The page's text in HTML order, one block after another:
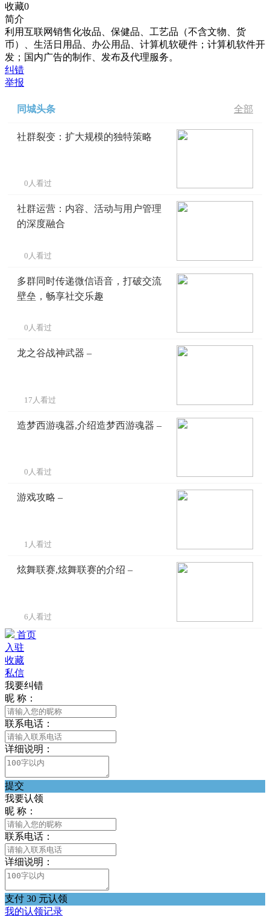
收藏0
简介
利用互联网销售化妆品、保健品、工艺品（不含文物、货
币）、生活日用品、办公用品、计算机软硬件；计算机软件开
发；国内广告的制作、发布及代理服务。
纠错
举报
同城头条 全部
社群裂变：扩大规模的独特策略
0人看过
社群运营：内容、活动与用户管理
的深度融合
0人看过
多群同时传递微信语音，打破交流
壁垒，畅享社交乐趣
0人看过
龙之谷战神武器 –
17人看过
造梦西游魂器,介绍造梦西游魂器 –
0人看过
游戏攻略 –
1人看过
炫舞联赛,炫舞联赛的介绍 –
6人看过
首页
入驻
收藏
私信
我要纠错
昵 称：
联系电话：
详细说明：
提交
我要认领
昵 称：
联系电话：
详细说明：
支付 30 元认领
我的认领记录